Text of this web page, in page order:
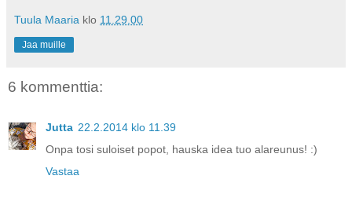
Tuula Maaria klo 11.29.00
Jaa muille
6 kommenttia:
Jutta 22.2.2014 klo 11.39
Onpa tosi suloiset popot, hauska idea tuo alareunus! :)
Vastaa